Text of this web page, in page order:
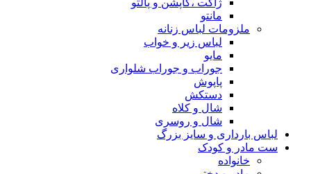
ژاکت ،کاپشن و پالتو
مانتو
ملزومات لباس زنانه
لباس زیر و خواب
مایو
جوراب و جوراب شلواری
پاپوش
دستکش
شال و کلاه
شال و روسری
لباس بارداری و سایز بزرگ
ست مادر و کودک
خانواده